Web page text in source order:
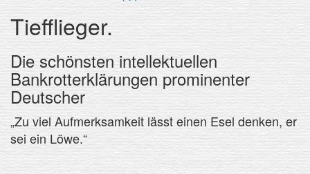
Tiefflieger.
Die schönsten intellektuellen
Bankrotterklärungen prominenter
Deutscher
„Zu viel Aufmerksamkeit lässt einen Esel denken, er
sei ein Löwe.“